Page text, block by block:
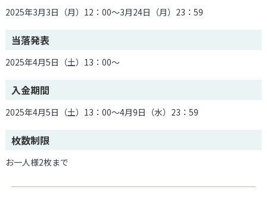
2025年3月3日（月）12：00～3月24日（月）23：59
当落発表
2025年4月5日（土）13：00～
入金期間
2025年4月5日（土）13：00～4月9日（水）23：59
枚数制限
お一人様2枚まで